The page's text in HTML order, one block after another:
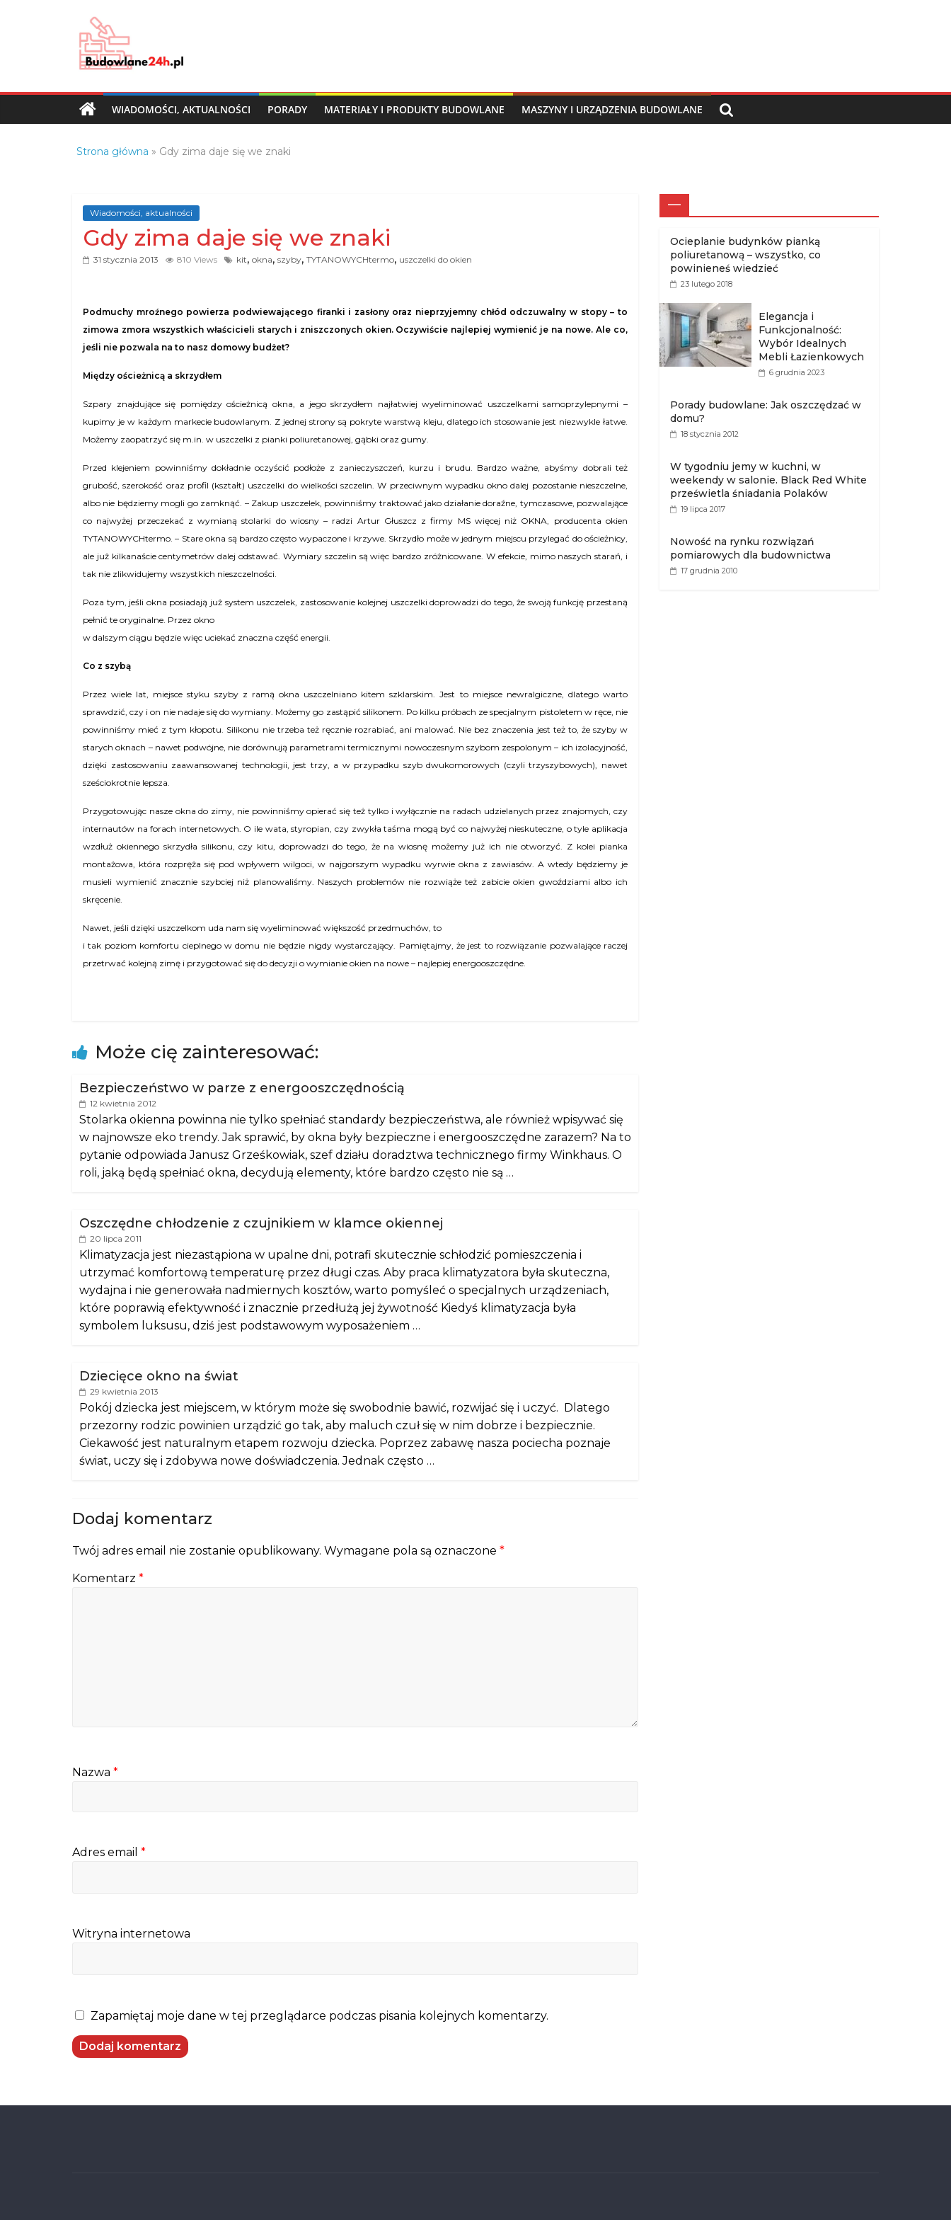
Budowlane24h.pl
portal
budowlany
Porady
branży
budowlanej
WIADOMOŚCI, AKTUALNOŚCI PORADY MATERIAŁY I PRODUKTY BUDOWLANE MASZYNY I URZĄDZENIA BUDOWLANE
Strona główna » Gdy zima daje się we znaki
Wiadomości, aktualności
Gdy zima daje się we znaki
31 stycznia 2013 810 Views kit, okna, szyby, TYTANOWYCHtermo, uszczelki do okien
Podmuchy mroźnego powierza podwiewającego firanki i zasłony oraz nieprzyjemny chłód odczuwalny w stopy – to
zimowa zmora wszystkich właścicieli starych i zniszczonych okien. Oczywiście najlepiej wymienić je na nowe. Ale co,
jeśli nie pozwala na to nasz domowy budżet?
Między ościeżnicą a skrzydłem
Szpary znajdujące się pomiędzy ościeżnicą okna, a jego skrzydłem najłatwiej wyeliminować uszczelkami samoprzylepnymi –
kupimy je w każdym markecie budowlanym. Z jednej strony są pokryte warstwą kleju, dlatego ich stosowanie jest niezwykle łatwe.
Możemy zaopatrzyć się m.in. w uszczelki z pianki poliuretanowej, gąbki oraz gumy.
Przed klejeniem powinniśmy dokładnie oczyścić podłoże z zanieczyszczeń, kurzu i brudu. Bardzo ważne, abyśmy dobrali też
grubość, szerokość oraz profil (kształt) uszczelki do wielkości szczelin. W przeciwnym wypadku okno dalej pozostanie nieszczelne,
albo nie będziemy mogli go zamknąć. – Zakup uszczelek, powinniśmy traktować jako działanie doraźne, tymczasowe, pozwalające
co najwyżej przeczekać z wymianą stolarki do wiosny – radzi Artur Głuszcz z firmy MS więcej niż OKNA, producenta okien
TYTANOWYCHtermo. – Stare okna są bardzo często wypaczone i krzywe. Skrzydło może w jednym miejscu przylegać do ościeżnicy,
ale już kilkanaście centymetrów dalej odstawać. Wymiary szczelin są więc bardzo zróżnicowane. W efekcie, mimo naszych starań, i
tak nie zlikwidujemy wszystkich nieszczelności.
Poza tym, jeśli okna posiadają już system uszczelek, zastosowanie kolejnej uszczelki doprowadzi do tego, że swoją funkcję przestaną
pełnić te oryginalne. Przez okno
w dalszym ciągu będzie więc uciekać znaczna część energii.
Co z szybą
Przez wiele lat, miejsce styku szyby z ramą okna uszczelniano kitem szklarskim. Jest to miejsce newralgiczne, dlatego warto
sprawdzić, czy i on nie nadaje się do wymiany. Możemy go zastąpić silikonem. Po kilku próbach ze specjalnym pistoletem w ręce, nie
powinniśmy mieć z tym kłopotu. Silikonu nie trzeba też ręcznie rozrabiać, ani malować. Nie bez znaczenia jest też to, że szyby w
starych oknach – nawet podwójne, nie dorównują parametrami termicznymi nowoczesnym szybom zespolonym – ich izolacyjność,
dzięki zastosowaniu zaawansowanej technologii, jest trzy, a w przypadku szyb dwukomorowych (czyli trzyszybowych), nawet
sześciokrotnie lepsza.
Przygotowując nasze okna do zimy, nie powinniśmy opierać się też tylko i wyłącznie na radach udzielanych przez znajomych, czy
internautów na forach internetowych. O ile wata, styropian, czy zwykła taśma mogą być co najwyżej nieskuteczne, o tyle aplikacja
wzdłuż okiennego skrzydła silikonu, czy kitu, doprowadzi do tego, że na wiosnę możemy już ich nie otworzyć. Z kolei pianka
montażowa, która rozpręża się pod wpływem wilgoci, w najgorszym wypadku wyrwie okna z zawiasów. A wtedy będziemy je
musieli wymienić znacznie szybciej niż planowaliśmy. Naszych problemów nie rozwiąże też zabicie okien gwoździami albo ich
skręcenie.
Nawet, jeśli dzięki uszczelkom uda nam się wyeliminować większość przedmuchów, to
i tak poziom komfortu cieplnego w domu nie będzie nigdy wystarczający. Pamiętajmy, że jest to rozwiązanie pozwalające raczej
przetrwać kolejną zimę i przygotować się do decyzji o wymianie okien na nowe – najlepiej energooszczędne.
Może cię zainteresować:
Bezpieczeństwo w parze z energooszczędnością
12 kwietnia 2012
Stolarka okienna powinna nie tylko spełniać standardy bezpieczeństwa, ale również wpisywać się
w najnowsze eko trendy. Jak sprawić, by okna były bezpieczne i energooszczędne zarazem? Na to
pytanie odpowiada Janusz Grześkowiak, szef działu doradztwa technicznego firmy Winkhaus. O
roli, jaką będą spełniać okna, decydują elementy, które bardzo często nie są …
Oszczędne chłodzenie z czujnikiem w klamce okiennej
20 lipca 2011
Klimatyzacja jest niezastąpiona w upalne dni, potrafi skutecznie schłodzić pomieszczenia i
utrzymać komfortową temperaturę przez długi czas. Aby praca klimatyzatora była skuteczna,
wydajna i nie generowała nadmiernych kosztów, warto pomyśleć o specjalnych urządzeniach,
które poprawią efektywność i znacznie przedłużą jej żywotność Kiedyś klimatyzacja była
symbolem luksusu, dziś jest podstawowym wyposażeniem …
Dziecięce okno na świat
29 kwietnia 2013
Pokój dziecka jest miejscem, w którym może się swobodnie bawić, rozwijać się i uczyć. Dlatego
przezorny rodzic powinien urządzić go tak, aby maluch czuł się w nim dobrze i bezpiecznie.
Ciekawość jest naturalnym etapem rozwoju dziecka. Poprzez zabawę nasza pociecha poznaje
świat, uczy się i zdobywa nowe doświadczenia. Jednak często …
Dodaj komentarz
Twój adres email nie zostanie opublikowany. Wymagane pola są oznaczone *
Komentarz *
Nazwa *
Adres email *
Witryna internetowa
Zapamiętaj moje dane w tej przeglądarce podczas pisania kolejnych komentarzy.
—
Ocieplanie budynków pianką
poliuretanową – wszystko, co
powinieneś wiedzieć
23 lutego 2018
Elegancja i
Funkcjonalność:
Wybór Idealnych
Mebli Łazienkowych
6 grudnia 2023
Porady budowlane: Jak oszczędzać w
domu?
18 stycznia 2012
W tygodniu jemy w kuchni, w
weekendy w salonie. Black Red White
prześwietla śniadania Polaków
19 lipca 2017
Nowość na rynku rozwiązań
pomiarowych dla budownictwa
17 grudnia 2010